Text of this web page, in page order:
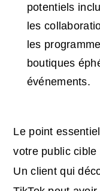
potentiels
les
les
boutiques
événements.
Le point
votre public cible
Un client qui